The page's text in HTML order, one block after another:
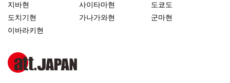
지바현 사이타마현
도쿄도
도치기현
가나가와현
군마현
이바라키현